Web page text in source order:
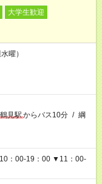
大学生歓迎
曜）
鶴見駅からバス10分 / 綱
：00-19：00 ▼11：00-